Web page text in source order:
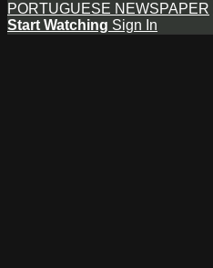
PORTUGUESE NEWSPAPER
Start Watching Sign In